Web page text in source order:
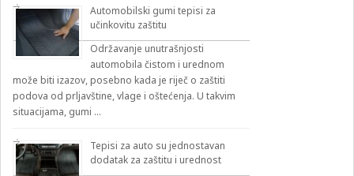
Automobilski gumi tepisi za
učinkovitu zaštitu
Održavanje unutrašnjosti
automobila čistom i urednom
može biti izazov, posebno kada je riječ o zaštiti
podova od prljavštine, vlage i oštećenja. U takvim
situacijama, gumi …
Tepisi za auto su jednostavan
dodatak za zaštitu i urednost